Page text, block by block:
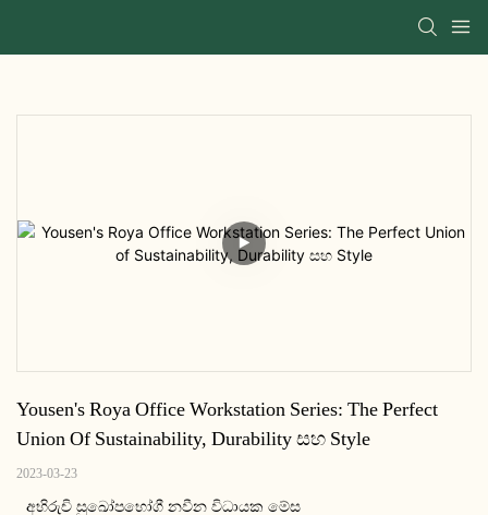
Yousen's Roya Office Workstation Series: The Perfect
Union Of Sustainability, Durability සහ Style
2023-03-23
අභිරුචි සුඛෝපභෝගී නවීන විධායක මේස